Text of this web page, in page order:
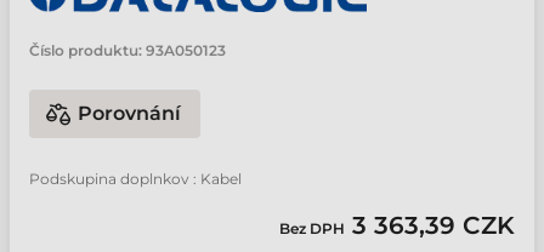
Číslo produktu: 93A050123
Porovnání
Podskupina doplnkov : Kabel
Bez DPH 3 363,39 CZK